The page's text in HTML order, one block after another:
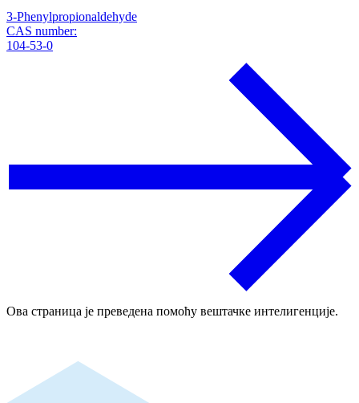
3-Phenylpropionaldehyde
CAS number:
104-53-0
Ова страница је преведена помоћу вештачке интелигенције.